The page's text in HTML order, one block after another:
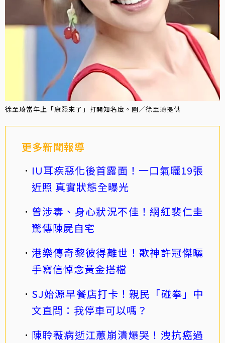
徐至琦當年上「康熙來了」打開知名度。圖／徐至琦提供
更多新聞報導
IU耳疾惡化後首露面！一口氣曬19張
近照 真實狀態全曝光
曾涉毒、身心狀況不佳！網紅裴仁圭
驚傳陳屍自宅
港樂傳奇黎彼得離世！歌神許冠傑曬
手寫信悼念黃金搭檔
SJ始源早餐店打卡！親民「碰拳」中
文直問：我停車可以嗎？
陳聆薇病逝江蕙崩潰爆哭！洩抗癌過